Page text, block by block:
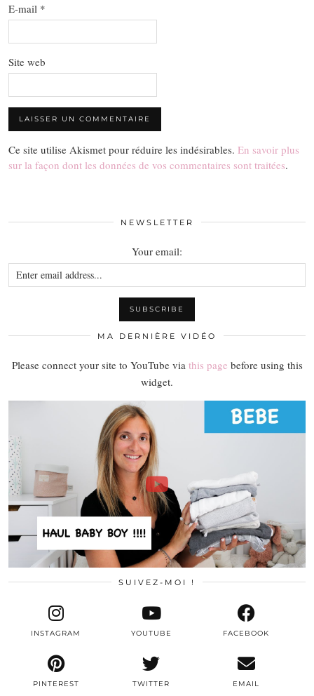
E-mail *
Site web
Ce site utilise Akismet pour réduire les indésirables. En savoir plus
sur la façon dont les données de vos commentaires sont traitées.
NEWSLETTER
Your email:
MA DERNIÈRE VIDÉO
Please connect your site to YouTube via this page before using this
widget.
SUIVEZ-MOI !
TWITTER
INSTAGRAM FACEBOOK
PINTEREST
YOUTUBE
EMAIL